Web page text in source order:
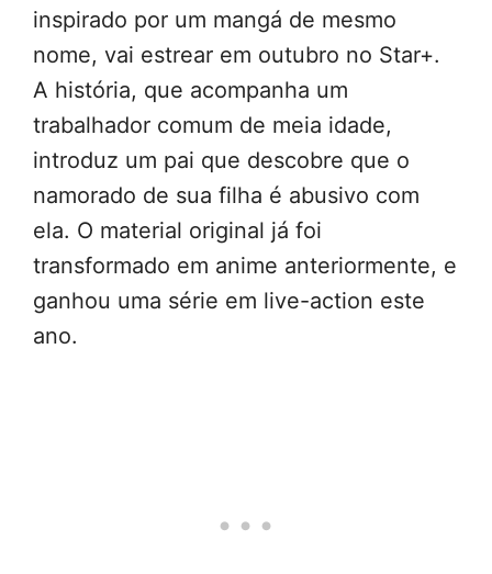
inspirado por um mangá de mesmo
nome, vai estrear em outubro no Star+.
A história, que acompanha um
trabalhador comum de meia idade,
introduz um pai que descobre que o
namorado de sua filha é abusivo com
ela. O material original já foi
transformado em anime anteriormente, e
ganhou uma série em live-action este
ano.